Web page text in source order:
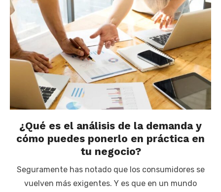
¿Qué es el análisis de la demanda y
cómo puedes ponerlo en práctica en
tu negocio?
Seguramente has notado que los consumidores se
vuelven más exigentes. Y es que en un mundo